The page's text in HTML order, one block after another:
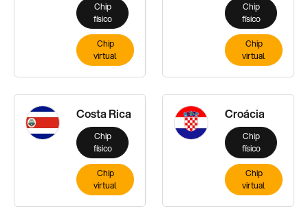
Chip
físico
Chip
virtual
Chip
físico
Chip
virtual
Costa Rica
Chip
físico
Chip
virtual
Croácia
Chip
físico
Chip
virtual